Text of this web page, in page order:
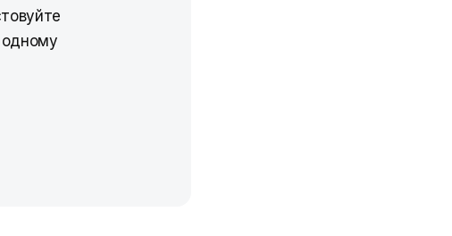
одному